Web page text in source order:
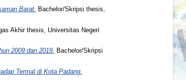
Barat.
Bachelor/Skripsi thesis,
Akhir thesis, Universitas Negeri
2009 dan 2019. Bachelor/Skripsi
Termal di Kota Padang.